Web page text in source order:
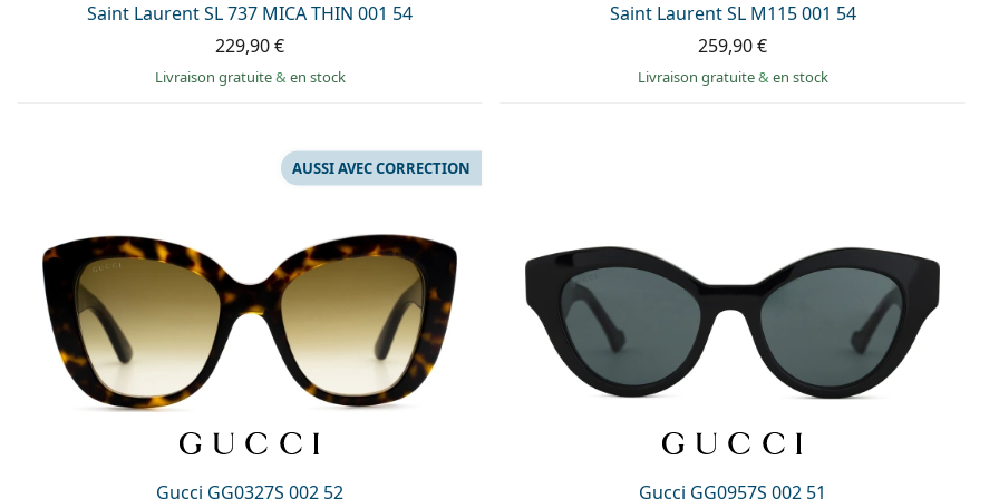
Saint Laurent SL 737 MICA THIN 001 54
229,90 €
Livraison gratuite& en stock
Saint Laurent SL M115 001 54
259,90 €
Livraison gratuite& en stock
Gucci GG0327S 002 52
AUSSI AVEC CORRECTION
Gucci GG0957S 002 51